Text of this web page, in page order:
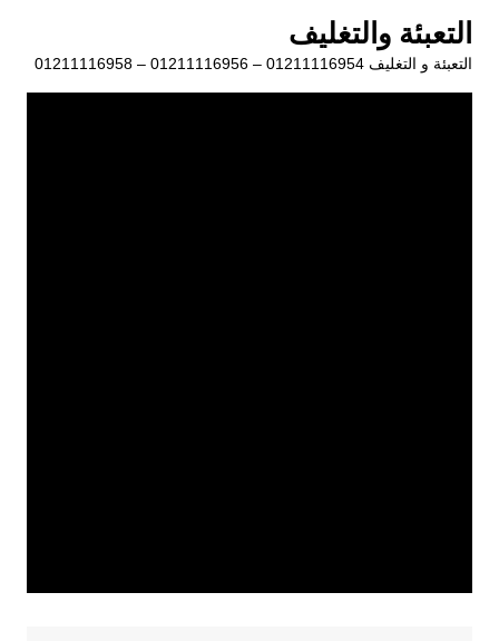
المحتوى
التعبئة والتغليف
التعبئة و التغليف 01211116954 – 01211116956 – 01211116958